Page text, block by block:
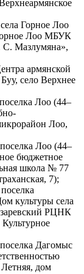
Горное Лоо
Лоо МБУК
Мазлумяна»,
армянской
село Верхнее
Лоо (44–
Лоо,
Лоо (44–
бюджетное
школа № 77
7);
культуры села
РЦНК
Дагомыс
дом